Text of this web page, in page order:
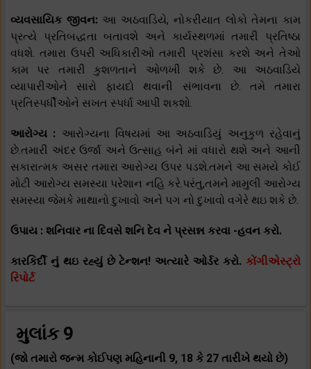
વ્યવસાયિક જીવન: આ અઠવાડિયે, નોકરીયાત લોકો તેમના કામ
પ્રત્યે પ્રતિબદ્ધતા બતાવશે અને કાર્યસ્થળમાં તમારી પ્રતિષ્ઠા
વધશે. તમારા ઉપરી અધિકારીઓ તમારી પ્રશંસા કરશે અને તેઓ
કામ પર તમારી કુશળતાને ઓળખી શકે છે. આ અઠવાડિયે
વ્યાપારીઓને સારો ફાયદો થવાની સંભાવના છે. તમે તમારા
પ્રતિસ્પર્ધીઓને સખત સ્પર્ધા આપી શકશો.
આરોગ્ય : આરોગ્યના વિષયમાં આ અઠવાડિયું અનુકુળ રહેવાનું
છે.તમારી અંદર ઉર્જા અને ઉત્સાહ બંને માં વધારો થશે અને આની
સકારાત્મક અસર તમારા આરોગ્ય ઉપર પડશે.તમને આ સમયે કોઈ
મોટી આરોગ્ય સમસ્યા પરેશાન નહિ કરે.પરંતુ,તમને મામુલી આરોગ્ય
સમસ્યા જેમકે માથાનો દુખાવો અને પગ નો દુખાવો વગેરે થઇ શકે છે.
ઉપાય : શનિવાર ના દિવસે શનિ દેવ ને પ્રસન્ન કરવા -હવન કરો.
કારકિર્દી નું થઇ રહ્યું છે ટેન્શન! અત્યારે ઓર્ડર કરો. કોંગીએસ્ટ્રો
રિપોર્ટ
મુલાંક 9
(જો તમારો જન્મ કોઈપણ મહિનાની 9, 18 કે 27 તારીખે થયો છે)